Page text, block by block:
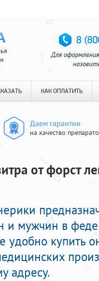
КАК ОПЛАТИТЬ
Даем гарантии
на качество
от форст
мужчин в
удобно купить
адресу.